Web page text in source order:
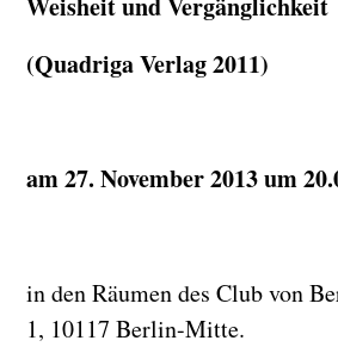
(Quadriga Verlag 2011)
am 27. November 2013 um
in den Räumen des Club von
1, 10117 Berlin-Mitte.